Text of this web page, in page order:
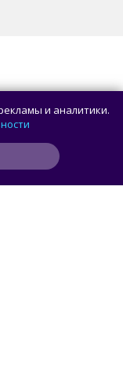
и аналитики.